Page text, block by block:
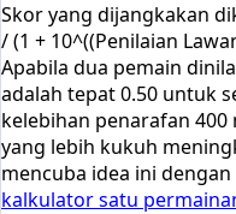
Skor yang dijangkakan
/ (1 + 10^((Penilaian
Apabila dua pemain
adalah tepat 0.50 untuk
kelebihan penarafan
yang lebih kukuh
mencuba idea ini
kalkulator satu